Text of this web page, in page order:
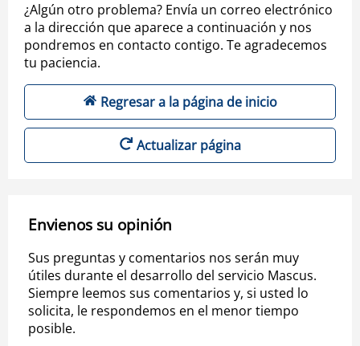
¿Algún otro problema? Envía un correo electrónico
a la dirección que aparece a continuación y nos
pondremos en contacto contigo. Te agradecemos
tu paciencia.
Regresar a la página de inicio
Actualizar página
Envienos su opinión
Sus preguntas y comentarios nos serán muy
útiles durante el desarrollo del servicio Mascus.
Siempre leemos sus comentarios y, si usted lo
solicita, le respondemos en el menor tiempo
posible.